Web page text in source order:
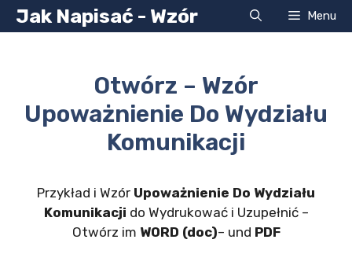
Przejdź
do
Jak Napisać - Wzór Menu
Otwórz – Wzór
Upoważnienie Do Wydziału
Komunikacji
Przykład i Wzór Upoważnienie Do Wydziału
Komunikacji do Wydrukować i Uzupełnić –
Otwórz im WORD (doc)– und PDF